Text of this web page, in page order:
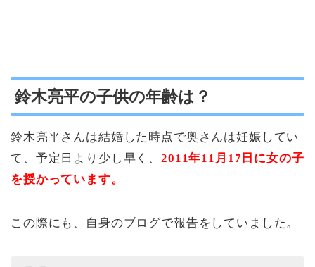
鈴木亮平の子供の年齢は？
鈴木亮平さんは結婚した時点で奥さんは妊娠してい
て、予定日より少し早く、2011年11月17日に女の子
を授かっています。
この際にも、自身のブログで報告をしていました。